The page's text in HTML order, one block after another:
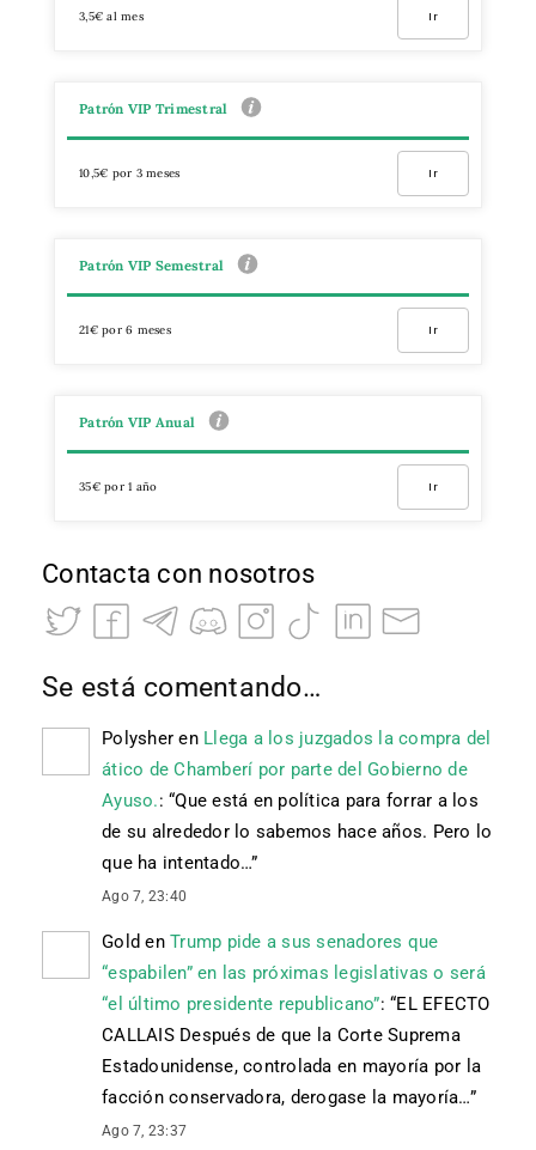
3,5€ al mes Ir
Patrón VIP Trimestral
10,5€ por 3 meses Ir
Patrón VIP Semestral
21€ por 6 meses Ir
Patrón VIP Anual
35€ por 1 año Ir
Contacta con nosotros
Se está comentando…
Polysher en Llega a los juzgados la compra del
ático de Chamberí por parte del Gobierno de
Ayuso.: “Que está en política para forrar a los
de su alrededor lo sabemos hace años. Pero lo
que ha intentado…”
Ago 7, 23:40
Gold en Trump pide a sus senadores que
“espabilen” en las próximas legislativas o será
“el último presidente republicano”: “EL EFECTO
CALLAIS Después de que la Corte Suprema
Estadounidense, controlada en mayoría por la
facción conservadora, derogase la mayoría…”
Ago 7, 23:37